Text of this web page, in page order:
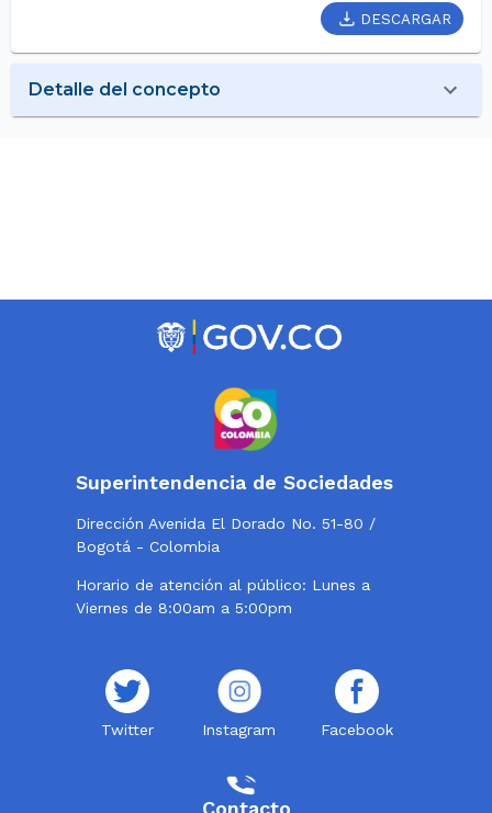
DESCARGAR
Detalle del concepto
Superintendencia de Sociedades
Dirección Avenida El Dorado No. 51-80 /
Bogotá - Colombia
Horario de atención al público: Lunes a
Viernes de 8:00am a 5:00pm
Twitter Instagram Facebook